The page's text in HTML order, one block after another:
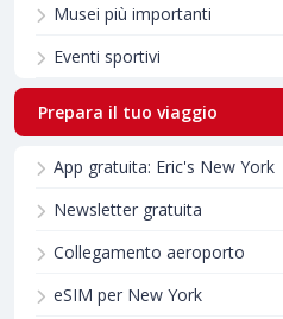
Musei più importanti
Eventi sportivi
Prepara il tuo viaggio
App gratuita: Eric's New York
Newsletter gratuita
Collegamento aeroporto
eSIM per New York